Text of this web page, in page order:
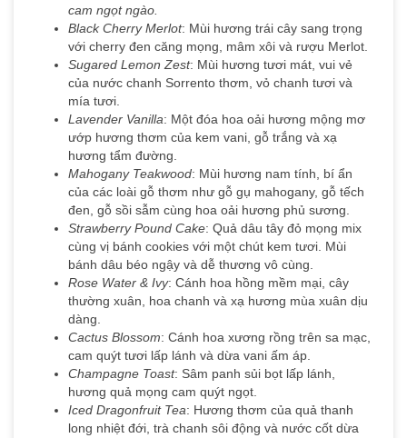
cam ngọt ngào.
Black Cherry Merlot: Mùi hương trái cây sang trọng
với cherry đen căng mọng, mâm xôi và rượu Merlot.
Sugared Lemon Zest: Mùi hương tươi mát, vui vẻ
của nước chanh Sorrento thơm, vỏ chanh tươi và
mía tươi.
Lavender Vanilla: Một đóa hoa oải hương mộng mơ
ướp hương thơm của kem vani, gỗ trắng và xạ
hương tẩm đường.
Mahogany Teakwood: Mùi hương nam tính, bí ẩn
của các loài gỗ thơm như gỗ gụ mahogany, gỗ tếch
đen, gỗ sồi sẫm cùng hoa oải hương phủ sương.
Strawberry Pound Cake: Quả dâu tây đỏ mọng mix
cùng vị bánh cookies với một chút kem tươi. Mùi
bánh dâu béo ngậy và dễ thương vô cùng.
Rose Water & Ivy: Cánh hoa hồng mềm mại, cây
thường xuân, hoa chanh và xạ hương mùa xuân dịu
dàng.
Cactus Blossom: Cánh hoa xương rồng trên sa mạc,
cam quýt tươi lấp lánh và dừa vani ấm áp.
Champagne Toast: Sâm panh sủi bọt lấp lánh,
hương quả mọng cam quýt ngọt.
Iced Dragonfruit Tea: Hương thơm của quả thanh
long nhiệt đới, trà chanh sôi động và nước cốt dừa